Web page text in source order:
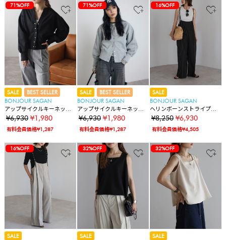
71%OFF
SALE
BEST SELLER
BONJOUR SAGAN
アップサイクルキーネック
スナップカーディガン
¥6,930 ¥1,980
有料会員価格¥1,287
71%OFF
SALE
BEST SELLER
BONJOUR SAGAN
アップサイクルキーネック
スナップカーディガン
¥6,930 ¥1,980
有料会員価格¥1,287
16%OFF
SALE
BONJOUR SAGAN
ヘリンボーンストライプサ
ス付きパンツ
¥8,250 ¥6,930
有料会員価格¥4,505
16%OFF
SALE
32%OFF
SALE
32%OFF
SALE